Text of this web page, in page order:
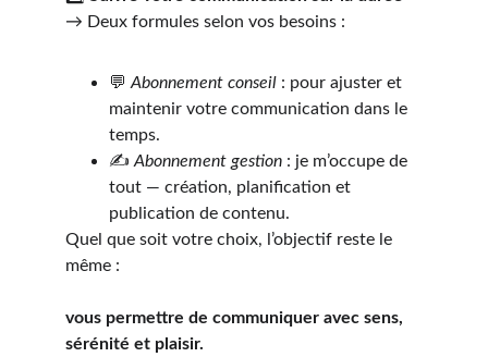
→ Deux formules selon vos besoins :
💬 Abonnement conseil : pour ajuster et
maintenir votre communication dans le
temps.
✍️ Abonnement gestion : je m’occupe de
tout — création, planification et
publication de contenu.
Quel que soit votre choix, l’objectif reste le
même :
vous permettre de communiquer avec sens,
sérénité et plaisir.